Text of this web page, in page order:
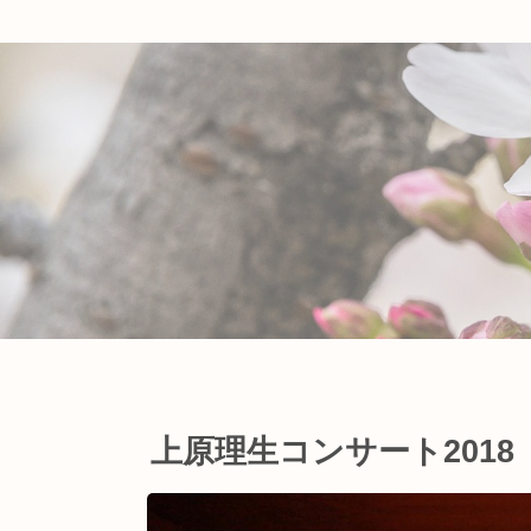
上原理生コンサート